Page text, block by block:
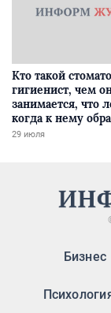
Кто такой
гигиенист, чем
занимается, что
когда к нему
29 июля
Бизнес